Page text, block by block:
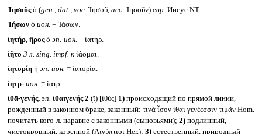
Ἰησοῦςὁ (gen., dat., voc. Ἰησοῦ, acc. Ἰησοῦν)евр. Иисус NT.
Ἰήσων ὁ ион. = Ἰάσων.
ἰητήρ, ῆροςὁ эп.-ион. = ἰατήρ.
ἰῆτο 3 л. sing. impf. кἰάομαι.
ἰητορίη ἡ эп.-ион. = ἰατορία.
ἰητρ- ион. = ἰατρ-.
ἰθᾱ-γενής, эп. ἰθαιγενής 2 (ῐ) [ἰθύς] 1)происходящий по прямой линии,
рожденный в законном браке, законный: τινὰ ἶσον ἰθαι γενέεσσιν τιμᾶν Hom.
почитать кого-л. наравне с законными (сыновьями); 2)подлинный,
чистокровный, коренной (Ἀιγύπτιοι Her.); 3)естественный, природный